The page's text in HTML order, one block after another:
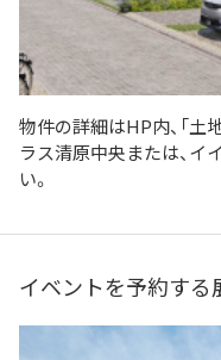
物件の詳細はHP内、「
ラス清原中央または、イ
い。
イベントを予約する